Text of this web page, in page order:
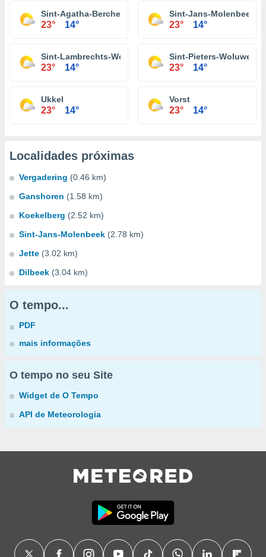
Sint-Agatha-Berchem
23° 14°
Sint-Jans-Molenbeek
23° 14°
Sint-Lambrechts-Woluwe
23° 14°
Sint-Pieters-Woluwe
23° 14°
Ukkel
23° 14°
Vorst
23° 14°
Localidades próximas
Vergadering (0.46 km)
Ganshoren (1.58 km)
Koekelberg (2.52 km)
Sint-Jans-Molenbeek (2.78 km)
Jette (3.02 km)
Dilbeek (3.04 km)
O tempo...
PDF
mais informações
O tempo no seu Site
Widget de O Tempo
API de Meteorologia